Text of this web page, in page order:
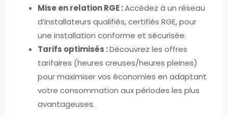
Mise en relation RGE :Accédez à un réseau
d’installateurs qualifiés, certifiés RGE, pour
une installation conforme et sécurisée.
Tarifs optimisés :Découvrez les offres
tarifaires (heures creuses/heures pleines)
pour maximiser vos économies en adaptant
votre consommation aux périodes les plus
avantageuses.